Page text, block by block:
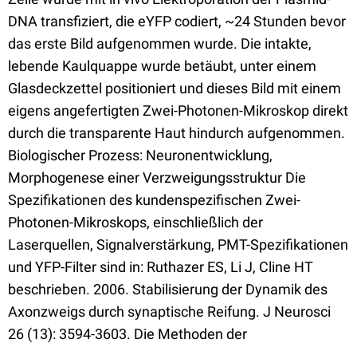
DNA transfiziert, die eYFP codiert, ~24 Stunden bevor
das erste Bild aufgenommen wurde. Die intakte,
lebende Kaulquappe wurde betäubt, unter einem
Glasdeckzettel positioniert und dieses Bild mit einem
eigens angefertigten Zwei-Photonen-Mikroskop direkt
durch die transparente Haut hindurch aufgenommen.
Biologischer Prozess: Neuronentwicklung,
Morphogenese einer Verzweigungsstruktur Die
Spezifikationen des kundenspezifischen Zwei-
Photonen-Mikroskops, einschließlich der
Laserquellen, Signalverstärkung, PMT-Spezifikationen
und YFP-Filter sind in: Ruthazer ES, Li J, Cline HT
beschrieben. 2006. Stabilisierung der Dynamik des
Axonzweigs durch synaptische Reifung. J Neurosci
26 (13): 3594-3603. Die Methoden der